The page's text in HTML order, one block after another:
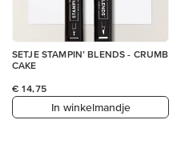
SETJE STAMPIN’ BLENDS - CRUMB
CAKE
€ 14,75
In winkelmandje